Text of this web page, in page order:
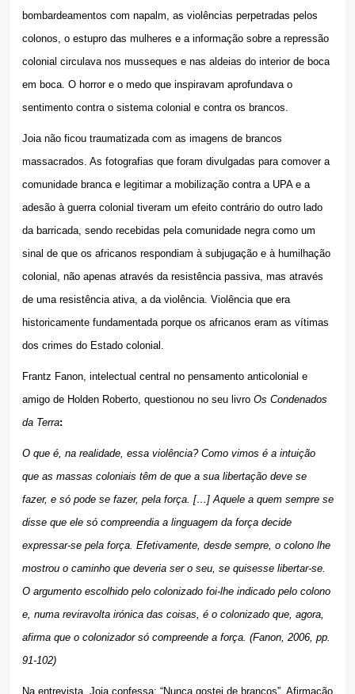
bombardeamentos com napalm, as violências perpetradas pelos
colonos, o estupro das mulheres e a informação sobre a repressão
colonial circulava nos musseques e nas aldeias do interior de boca
em boca. O horror e o medo que inspiravam aprofundava o
sentimento contra o sistema colonial e contra os brancos.
Joia não ficou traumatizada com as imagens de brancos
massacrados. As fotografias que foram divulgadas para comover a
comunidade branca e legitimar a mobilização contra a UPA e a
adesão à guerra colonial tiveram um efeito contrário do outro lado
da barricada, sendo recebidas pela comunidade negra como um
sinal de que os africanos respondiam à subjugação e à humilhação
colonial, não apenas através da resistência passiva, mas através
de uma resistência ativa, a da violência. Violência que era
historicamente fundamentada porque os africanos eram as vítimas
dos crimes do Estado colonial.
Frantz Fanon, intelectual central no pensamento anticolonial e
amigo de Holden Roberto, questionou no seu livro Os Condenados
da Terra:
O que é, na realidade, essa violência? Como vimos é a intuição
que as massas coloniais têm de que a sua libertação deve se
fazer, e só pode se fazer, pela força. […] Aquele a quem sempre se
disse que ele só compreendia a linguagem da força decide
expressar-se pela força. Efetivamente, desde sempre, o colono lhe
mostrou o caminho que deveria ser o seu, se quisesse libertar-se.
O argumento escolhido pelo colonizado foi-lhe indicado pelo colono
e, numa reviravolta irónica das coisas, é o colonizado que, agora,
afirma que o colonizador só compreende a força. (Fanon, 2006, pp.
91-102)
Na entrevista, Joia confessa: “Nunca gostei de brancos”. Afirmação